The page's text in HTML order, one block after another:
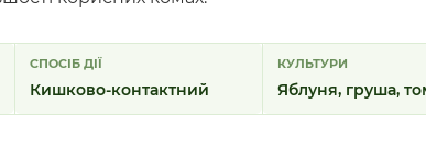
СПОСІБ ДІЇ
Кишково-контактний
КУЛЬТУРИ
Яблуня, груша,